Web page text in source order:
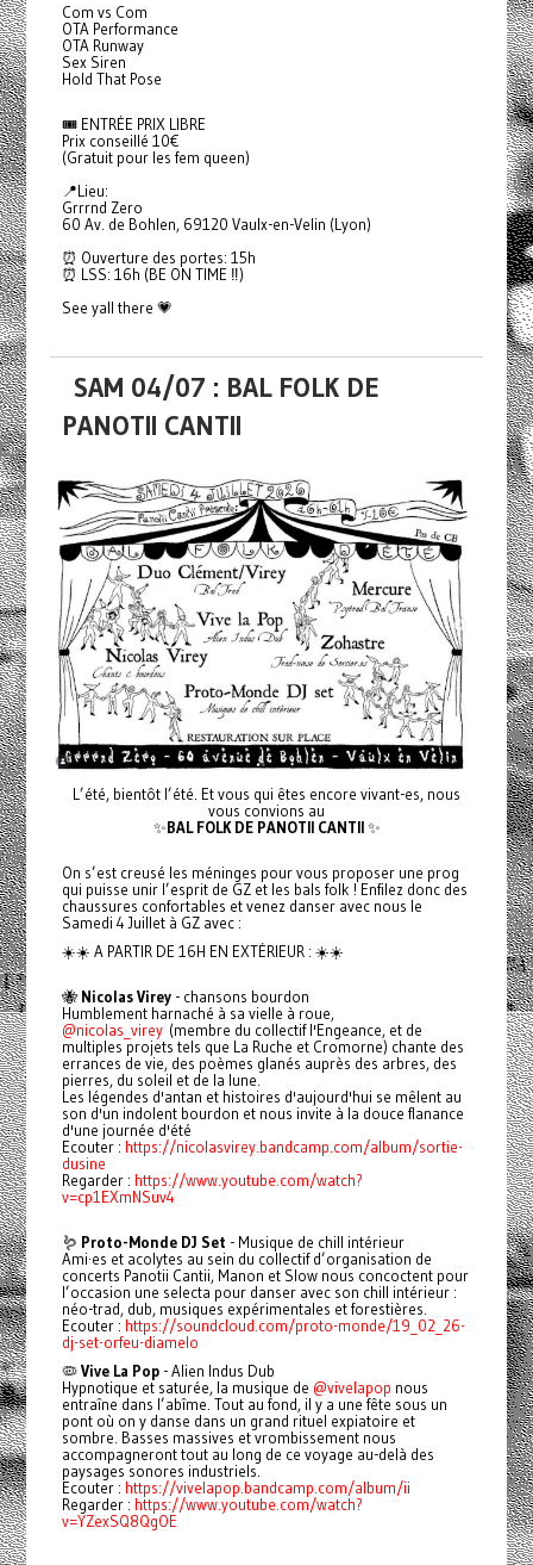
Com vs Com
OTA Performance
OTA Runway
Sex Siren
Hold That Pose
🎟️ ENTRÉE PRIX LIBRE
Prix conseillé 10€
(Gratuit pour les fem queen)
📍Lieu:
Grrrnd Zero
60 Av. de Bohlen, 69120 Vaulx-en-Velin (Lyon)
⏰ Ouverture des portes: 15h
⏰ LSS: 16h (BE ON TIME ‼️)
See yall there 💗
SAM 04/07 : BAL FOLK DE
PANOTII CANTII
L’été, bientôt l’été. Et vous qui êtes encore vivant-es, nous
vous convions au
✨BAL FOLK DE PANOTII CANTII✨
On s’est creusé les méninges pour vous proposer une prog
qui puisse unir l’esprit de GZ et les bals folk ! Enfilez donc des
chaussures confortables et venez danser avec nous le
Samedi 4 Juillet à GZ avec :
☀️☀️ A PARTIR DE 16H EN EXTÉRIEUR : ☀️☀️
🐝Nicolas Virey- chansons bourdon
Humblement harnaché à sa vielle à roue,
@nicolas_virey(membre du collectif l'Engeance, et de
multiples projets tels que La Ruche et Cromorne) chante des
errances de vie, des poèmes glanés auprès des arbres, des
pierres, du soleil et de la lune.
Les légendes d'antan et histoires d'aujourd'hui se mêlent au
son d'un indolent bourdon et nous invite à la douce flanance
d'une journée d'été
Ecouter : https://nicolasvirey.bandcamp.com/album/sortie-
dusine
Regarder : https://www.youtube.com/watch?
v=cp1EXmNSuv4
🪱 Proto-Monde DJ Set - Musique de chill intérieur
Ami·es et acolytes au sein du collectif d’organisation de
concerts Panotii Cantii, Manon et Slow nous concoctent pour
l’occasion une selecta pour danser avec son chill intérieur :
néo-trad, dub, musiques expérimentales et forestières.
Ecouter : https://soundcloud.com/proto-monde/19_02_26-
dj-set-orfeu-diamelo
🦠Vive La Pop- Alien Indus Dub
Hypnotique et saturée, la musique de @vivelapop nous
entraîne dans l’abîme. Tout au fond, il y a une fête sous un
pont où on y danse dans un grand rituel expiatoire et
sombre. Basses massives et vrombissement nous
accompagneront tout au long de ce voyage au-delà des
paysages sonores industriels.
Ecouter : https://vivelapop.bandcamp.com/album/ii
Regarder : https://www.youtube.com/watch?
v=YZexSQ8QgOE